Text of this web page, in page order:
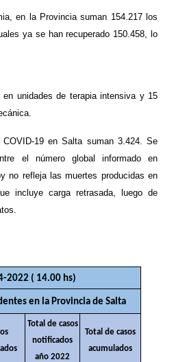
en la Provincia suman 154.217 los
ya se han recuperado 150.458, lo
unidades de terapia intensiva y 15
19 en Salta suman 3.424. Se
el número global informado en
no refleja las muertes producidas en
incluye carga retrasada, luego de
2022 ( 14.00 hs)
en la Provincia de Salta
Total de casos
notificados
año 2022
Total de casos
acumulados